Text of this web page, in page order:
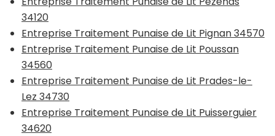
34120
Entreprise Traitement Punaise de Lit Pignan 34570
Entreprise Traitement Punaise de Lit Poussan
34560
Entreprise Traitement Punaise de Lit Prades-le-
Lez 34730
Entreprise Traitement Punaise de Lit Puisserguier
34620